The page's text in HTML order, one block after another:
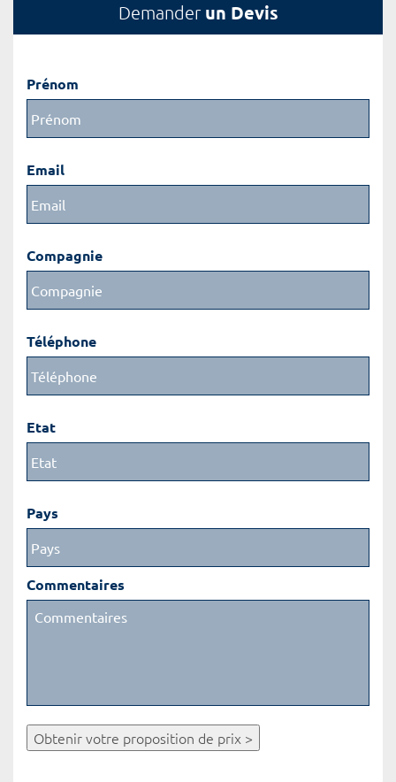
Demander un Devis
Prénom
Email
Compagnie
Téléphone
Etat
Pays
Commentaires
Obtenir votre proposition de prix >